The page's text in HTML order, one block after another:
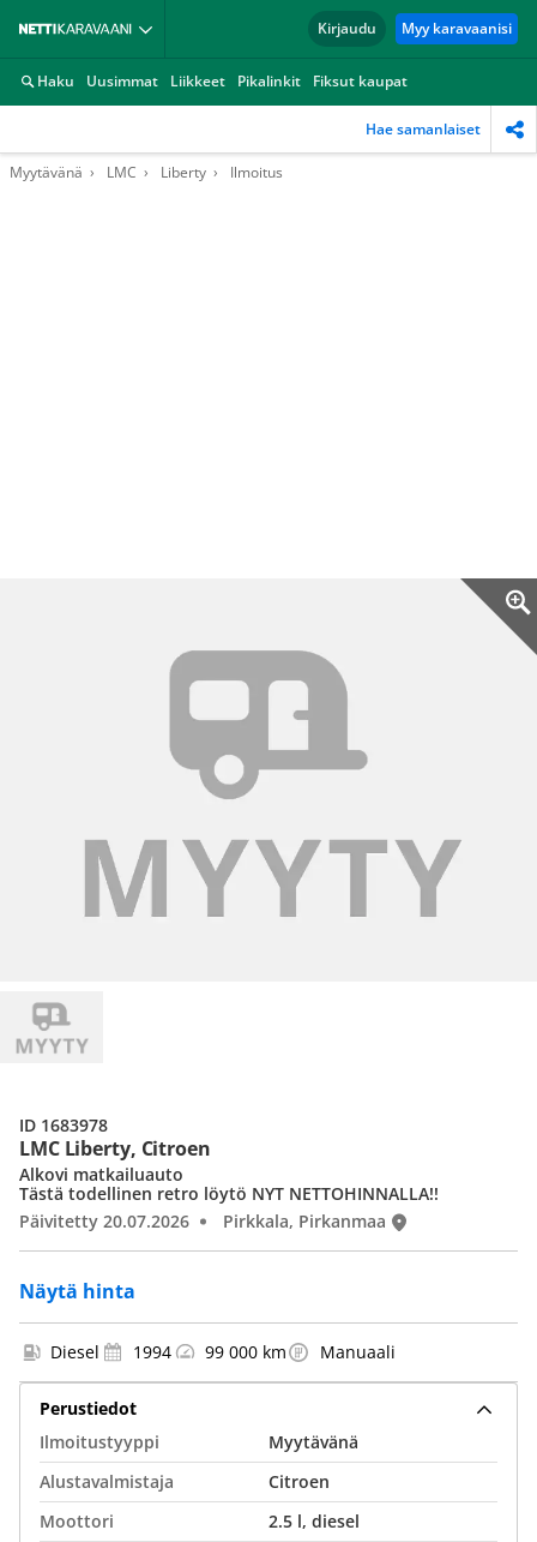
Kirjaudu Myy karavaanisi
Haku Uusimmat Liikkeet Pikalinkit Fiksut kaupat
Hae samanlaiset
Myytävänä LMC Liberty Ilmoitus
LMC Liberty, Citroen
Näytä hinta
Alkovi matkailuauto
Tästä todellinen retro löytö NYT NETTOHINNALLA!!
Päivitetty 20.07.2026
Pirkkala, Pirkanmaa
ID 1683978
Diesel 1994 99 000 km Manuaali
Perustiedot
Ilmoitustyyppi
Myytävänä
Alustavalmistaja
Citroen
Moottori
2.5 l, diesel